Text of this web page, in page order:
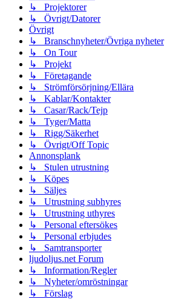
↳ Projektorer
↳ Övrigt/Datorer
Övrigt
↳ Branschnyheter/Övriga nyheter
↳ On Tour
↳ Projekt
↳ Företagande
↳ Strömförsörjning/Ellära
↳ Kablar/Kontakter
↳ Casar/Rack/Tejp
↳ Tyger/Matta
↳ Rigg/Säkerhet
↳ Övrigt/Off Topic
Annonsplank
↳ Stulen utrustning
↳ Köpes
↳ Säljes
↳ Utrustning subhyres
↳ Utrustning uthyres
↳ Personal eftersökes
↳ Personal erbjudes
↳ Samtransporter
ljudoljus.net Forum
↳ Information/Regler
↳ Nyheter/omröstningar
↳ Förslag